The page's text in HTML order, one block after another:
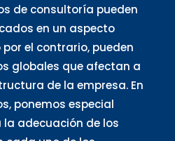
de consultoría pueden
en un aspecto
el contrario, pueden
globales que afectan a
de la empresa. En
ponemos especial
la adecuación de los